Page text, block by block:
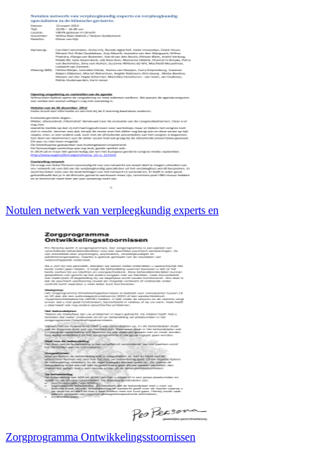
Notulen netwerk van verpleegkundig experts en
Zorgprogramma Ontwikkelingsstoornissen